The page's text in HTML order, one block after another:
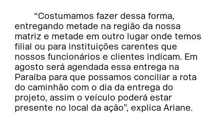
“Costumamos fazer dessa forma,
entregando metade na região da nossa
matriz e metade em outro lugar onde temos
filial ou para instituições carentes que
nossos funcionários e clientes indicam. Em
agosto será agendada essa entrega na
Paraíba para que possamos conciliar a rota
do caminhão com o dia da entrega do
projeto, assim o veículo poderá estar
presente no local da ação”, explica Ariane.